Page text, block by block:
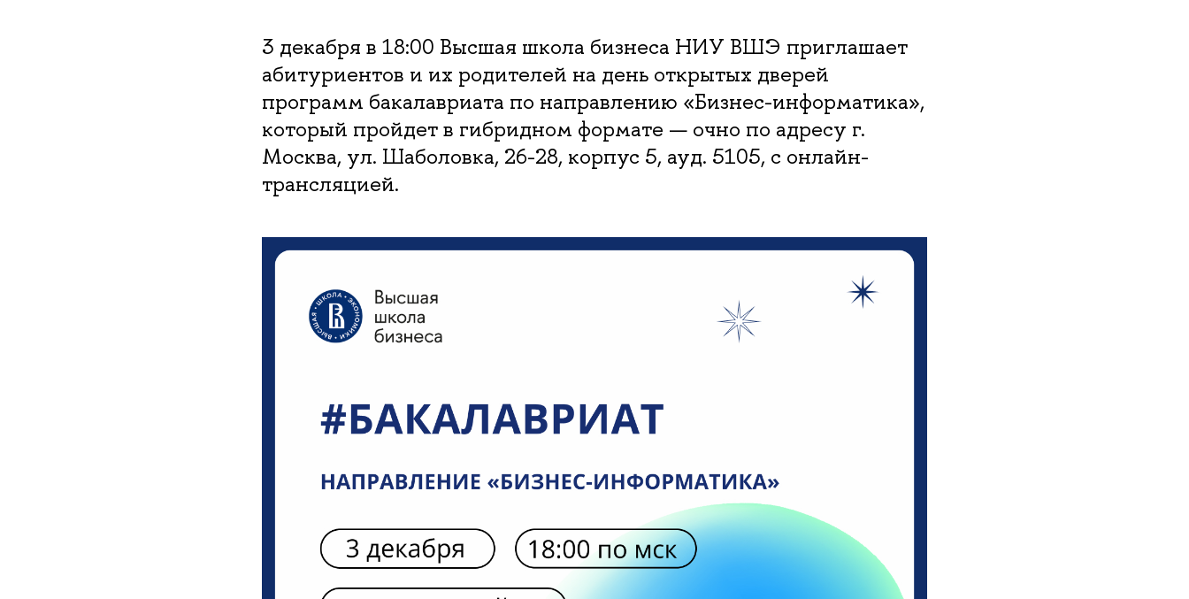
3 декабря в 18:00 Высшая школа бизнеса НИУ ВШЭ приглашает
абитуриентов и их родителей на день открытых дверей
программ бакалавриата по направлению «Бизнес-информатика»,
который пройдет в гибридном формате — очно по адресу г.
Москва, ул. Шаболовка, 26-28, корпус 5, ауд. 5105, с онлайн-
трансляцией.